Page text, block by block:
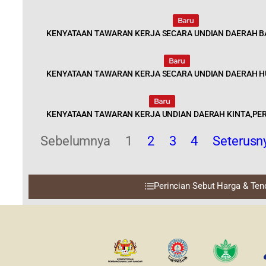
KENYATAAN TAWARAN KERJA SECARA UNDIAN DAERAH
KENYATAAN TAWARAN KERJA SECARA UNDIAN DAERAH
KENYATAAN TAWARAN KERJA UNDIAN DAERAH
Sebelumnya 1 2 3 4
Perincian Sebut Harga &
Dasar Privasi| Dasar Keselamatan
Last